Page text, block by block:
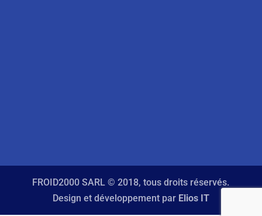
FROID2000 SARL © 2018, tous droits réservés.
Design et développement par Elios IT